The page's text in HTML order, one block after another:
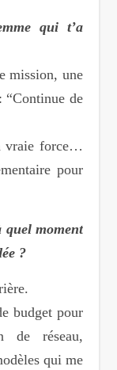
qui t’a
mission, une
“Continue de
vraie force…
pour
quel moment
?
budget pour
de réseau,
qui me